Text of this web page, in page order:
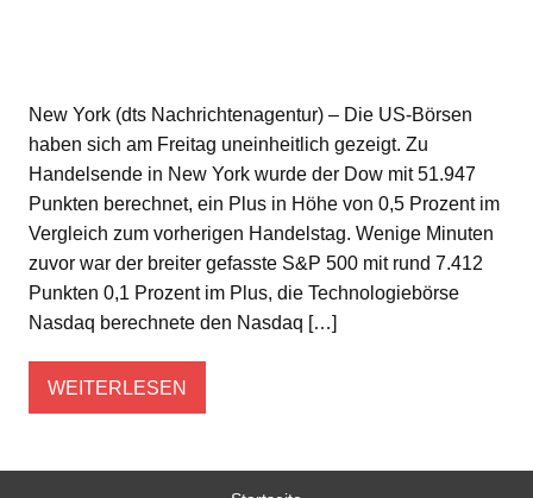
New York (dts Nachrichtenagentur) – Die US-Börsen
haben sich am Freitag uneinheitlich gezeigt. Zu
Handelsende in New York wurde der Dow mit 51.947
Punkten berechnet, ein Plus in Höhe von 0,5 Prozent im
Vergleich zum vorherigen Handelstag. Wenige Minuten
zuvor war der breiter gefasste S&P 500 mit rund 7.412
Punkten 0,1 Prozent im Plus, die Technologiebörse
Nasdaq berechnete den Nasdaq […]
WEITERLESEN